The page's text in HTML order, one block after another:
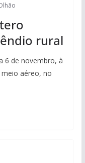
rural
6 de novembro, à
aéreo, no